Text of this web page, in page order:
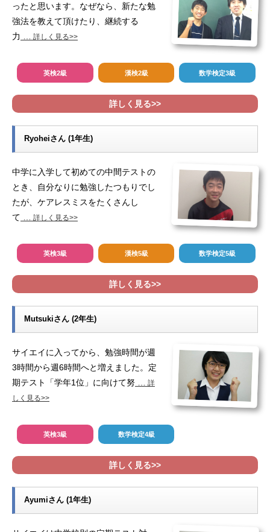
ったと思います。なぜなら、新たな勉
強法を教えて頂けたり、継続する
力
詳しく見る>>
英検2級 漢検2級 数学検定3級
詳しく見る>>
Ryoheiさん (1年生)
中学に入学して初めての中間テストの
とき、自分なりに勉強したつもりでし
たが、ケアレスミスをたくさんし
て
詳しく見る>>
英検3級 漢検5級 数学検定5級
詳しく見る>>
Mutsukiさん (2年生)
サイエイに入ってから、勉強時間が週
3時間から週6時間へと増えました。定
期テスト「学年1位」に向けて努 … 詳
しく見る>>
英検3級 数学検定4級
詳しく見る>>
Ayumiさん (1年生)